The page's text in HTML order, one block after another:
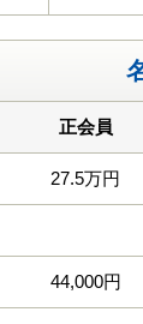
正会員
27.5万円
44,000円